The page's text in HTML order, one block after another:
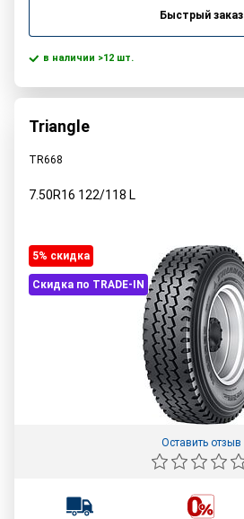
Быстрый заказ
в наличии >12 шт.
Triangle
TR668
7.50R16 122/118 L
5% cкидка
Скидка по TRADE-IN
Оставить отзыв